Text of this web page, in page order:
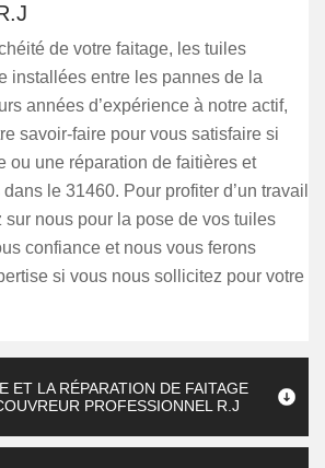
de votre faitage, les tuiles
installées entre les pannes de la
années d’expérience à notre actif,
savoir-faire pour vous satisfaire si
ou une réparation de faitières et
le 31460. Pour profiter d’un travail
sur nous pour la pose de vos tuiles
confiance et nous vous ferons
si vous nous sollicitez pour votre
ET LA RÉPARATION DE FAITAGE
PROFESSIONNEL R.J